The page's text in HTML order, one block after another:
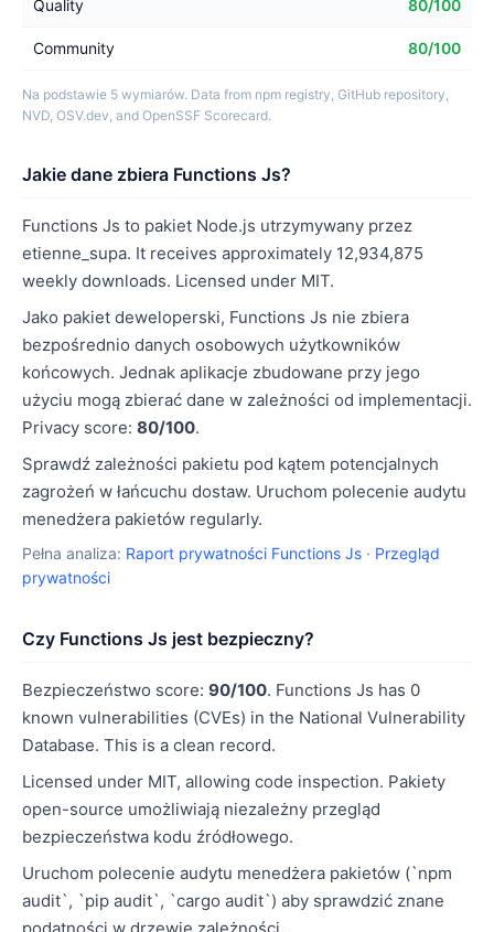
Quality 80/100
Community 80/100
Na podstawie 5 wymiarów. Data from npm registry, GitHub repository,
NVD, OSV.dev, and OpenSSF Scorecard.
Jakie dane zbiera Functions Js?
Functions Js to pakiet Node.js utrzymywany przez
etienne_supa. It receives approximately 12,934,875
weekly downloads. Licensed under MIT.
Jako pakiet deweloperski, Functions Js nie zbiera
bezpośrednio danych osobowych użytkowników
końcowych. Jednak aplikacje zbudowane przy jego
użyciu mogą zbierać dane w zależności od implementacji.
Privacy score: 80/100.
Sprawdź zależności pakietu pod kątem potencjalnych
zagrożeń w łańcuchu dostaw. Uruchom polecenie audytu
menedżera pakietów regularly.
Pełna analiza: Raport prywatności Functions Js · Przegląd
prywatności
Czy Functions Js jest bezpieczny?
Bezpieczeństwo score: 90/100. Functions Js has 0
known vulnerabilities (CVEs) in the National Vulnerability
Database. This is a clean record.
Licensed under MIT, allowing code inspection. Pakiety
open-source umożliwiają niezależny przegląd
bezpieczeństwa kodu źródłowego.
Uruchom polecenie audytu menedżera pakietów (`npm
audit`, `pip audit`, `cargo audit`) aby sprawdzić znane